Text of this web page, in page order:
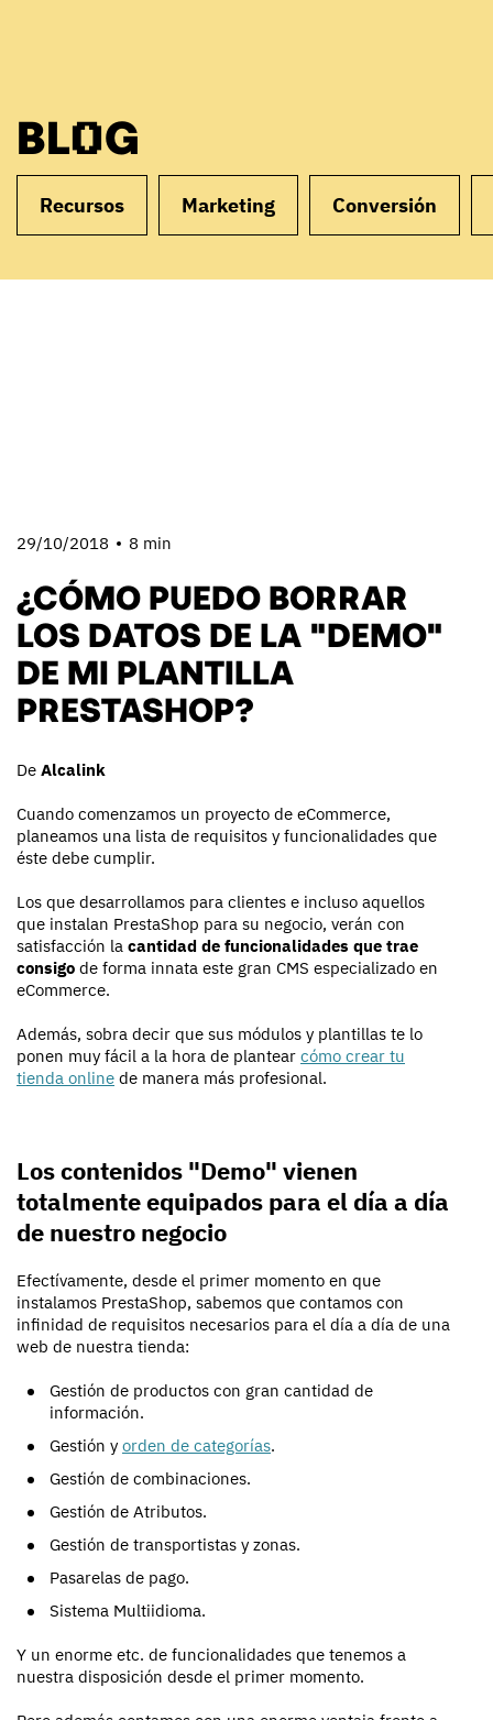
BLOG
Recursos Marketing Conversión
29/10/2018 8 min
¿CÓMO PUEDO BORRAR
LOS DATOS DE LA "DEMO"
DE MI PLANTILLA
PRESTASHOP?
De Alcalink
Cuando comenzamos un proyecto de eCommerce,
planeamos una lista de requisitos y funcionalidades que
éste debe cumplir.
Los que desarrollamos para clientes e incluso aquellos
que instalan PrestaShop para su negocio, verán con
satisfacción la cantidad de funcionalidades que trae
consigo de forma innata este gran CMS especializado en
eCommerce.
Además, sobra decir que sus módulos y plantillas te lo
ponen muy fácil a la hora de plantear cómo crear tu
tienda online de manera más profesional.
Los contenidos "Demo" vienen
totalmente equipados para el día a día
de nuestro negocio
Efectívamente, desde el primer momento en que
instalamos PrestaShop, sabemos que contamos con
infinidad de requisitos necesarios para el día a día de una
web de nuestra tienda:
Gestión de productos con gran cantidad de
información.
Gestión y orden de categorías.
Gestión de combinaciones.
Gestión de Atributos.
Gestión de transportistas y zonas.
Pasarelas de pago.
Sistema Multiidioma.
Y un enorme etc. de funcionalidades que tenemos a
nuestra disposición desde el primer momento.